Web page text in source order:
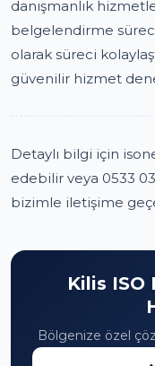
danışmanlık
belgelendirme
olarak süreci
güvenilir hizmet
Detaylı bilgi için
edebilir veya 0533
bizimle iletişime
Kilis
Bölgenize özel